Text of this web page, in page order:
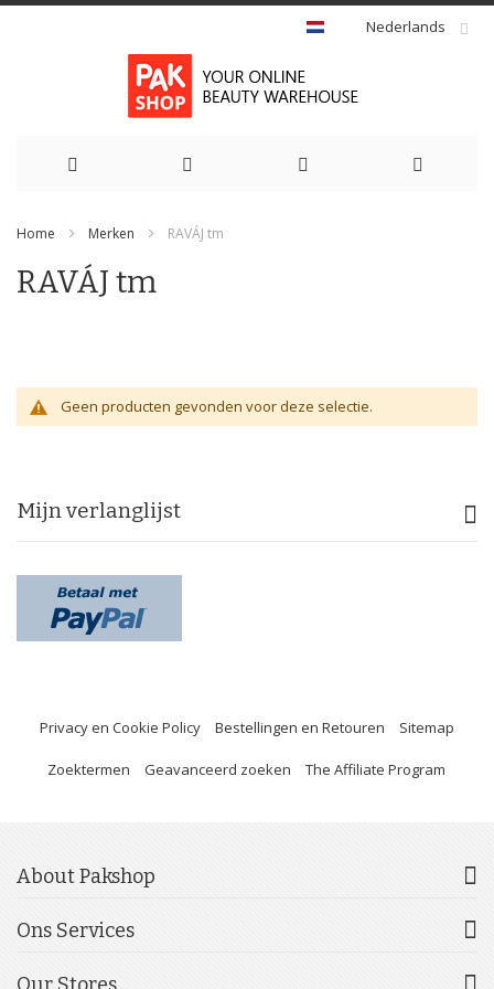
Nederlands
de
Home Merken RAVÁJ tm
RAVÁJ tm
Geen producten gevonden voor deze selectie.
Mijn verlanglijst
Privacy en Cookie Policy Bestellingen en Retouren Sitemap
Zoektermen Geavanceerd zoeken The Affiliate Program
About Pakshop
Ons Services